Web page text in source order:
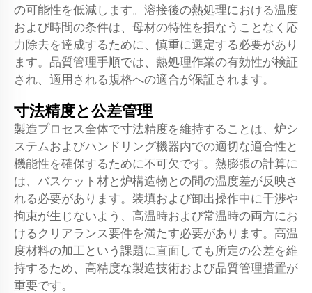
の可能性を低減します。溶接後の熱処理における温度
および時間の条件は、母材の特性を損なうことなく応
力除去を達成するために、慎重に選定する必要があり
ます。品質管理手順では、熱処理作業の有効性が検証
され、適用される規格への適合が保証されます。
寸法精度と公差管理
製造プロセス全体で寸法精度を維持することは、炉シ
ステムおよびハンドリング機器内での適切な適合性と
機能性を確保するために不可欠です。熱膨張の計算に
は、バスケット材と炉構造物との間の温度差が反映さ
れる必要があります。装填および卸出操作中に干渉や
拘束が生じないよう、高温時および常温時の両方にお
けるクリアランス要件を満たす必要があります。高温
度材料の加工という課題に直面しても所定の公差を維
持するため、高精度な製造技術および品質管理措置が
重要です。